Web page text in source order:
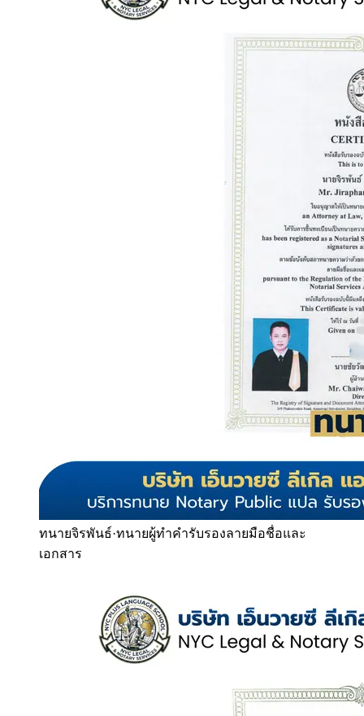
ทนายจิรพันธ์·ทนายผู้ทำคำรับรองลายมือชื่อและ
เอกสาร